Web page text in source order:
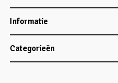
Informatie
Categorieën